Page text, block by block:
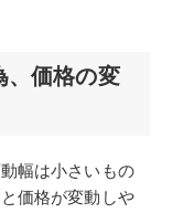
、価格の変
幅は小さいもの
価格が変動しや